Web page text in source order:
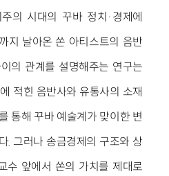
의 시대의 꾸바 정치·경제에
지 날아온 쏜 아티스트의 음반
의 관계를 설명해주는 연구는
적힌 음반사와 유통사의 소재
통해 꾸바 예술계가 맞이한 변
. 그러나 송금경제의 구조와 상
수 앞에서 쏜의 가치를 제대로